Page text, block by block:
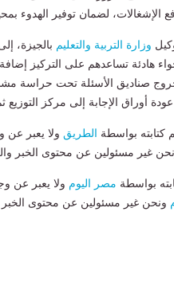
الإشغالات، لضمان توفير الهدوء
وزارة التربية والتعليم بالجيزة،
هادئة تساعدهم على التركيز
صناديق الأسئلة تحت حراسة
أوراق الإجابة إلى مركز التوزيع
بواسطة الطريق ولا يعبر عن
غير مسئولين عن محتوى الخبر
بواسطة مصر اليوم ولا يعبر عن
ونحن غير مسئولين عن محتوى